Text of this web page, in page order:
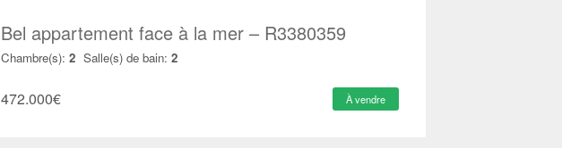
Bel appartement face à la mer – R3380359
Chambre(s): 2 Salle(s) de bain: 2
472.000€ À vendre